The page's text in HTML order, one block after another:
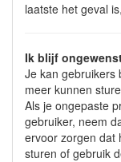
laatste het geval
Ik blijf
Je kan gebruikers
meer kunnen
Als je ongepaste
gebruiker, neem
ervoor zorgen dat
sturen of gebruik